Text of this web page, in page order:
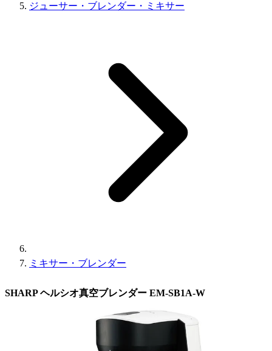
ジューサー・ブレンダー・ミキサー
ミキサー・ブレンダー
SHARP ヘルシオ真空ブレンダー EM-SB1A-W